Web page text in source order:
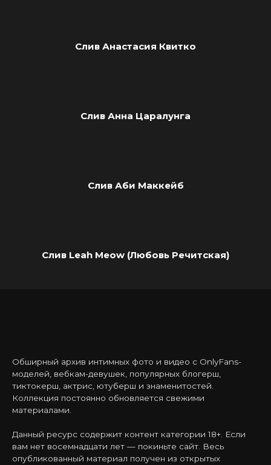
Слив Анастасия Квитко
Слив Анна Царалунга
Слив Аби Маккейб
Слив Leah Meow (Любовь Речитская)
Обширный архив интимных фото и видео с OnlyFans-
моделей, вебкам-девушек, популярных блогерш,
тиктокерш, актрис, ютуберш и знаменитостей.
Коллекция постоянно обновляется свежими
материалами.
Данный ресурс содержит контент категории 18+. Если
вам нет восемнадцати лет — покиньте сайт. Весь
опубликованный материал получен из открытых